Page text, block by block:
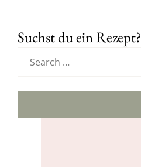
Suchst du ein Rezept?